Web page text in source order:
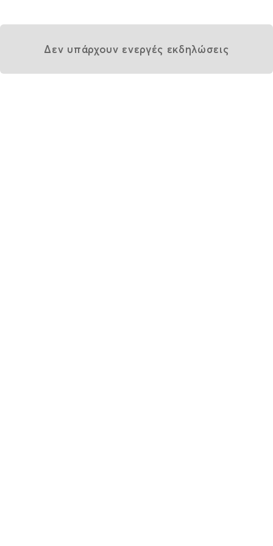
Δεν υπάρχουν ενεργές εκδηλώσεις